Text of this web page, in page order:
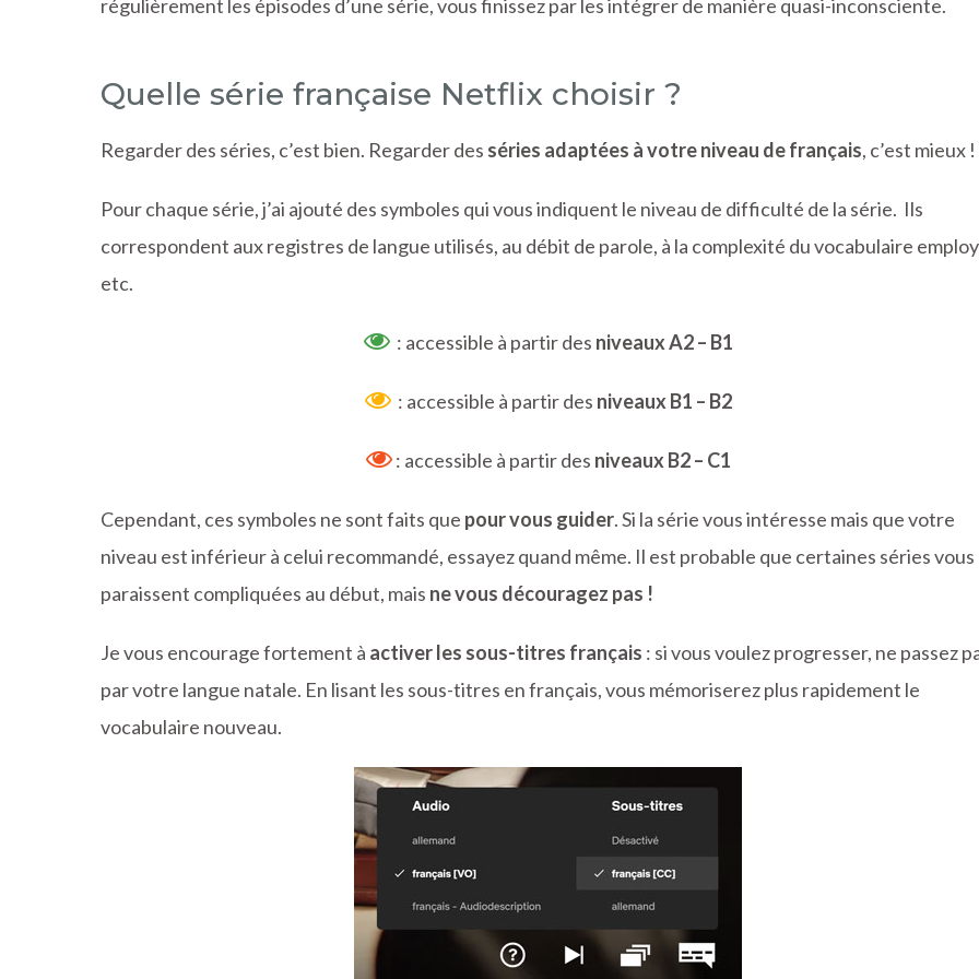
régulièrement les épisodes d’une série, vous finissez par les intégrer de manière quasi-inconsciente.
Quelle série française Netflix choisir ?
Regarder des séries, c’est bien. Regarder des séries adaptées à votre niveau de français, c’est mieux !
Pour chaque série, j’ai ajouté des symboles qui vous indiquent le niveau de difficulté de la série. Ils
correspondent aux registres de langue utilisés, au débit de parole, à la complexité du vocabulaire
etc.
: accessible à partir des niveaux A2 – B1
: accessible à partir des niveaux B1 – B2
: accessible à partir des niveaux B2 – C1
Cependant, ces symboles ne sont faits que pour vous guider. Si la série vous intéresse mais que votre
niveau est inférieur à celui recommandé, essayez quand même. Il est probable que certaines séries vous
paraissent compliquées au début, mais ne vous découragez pas !
Je vous encourage fortement à activer les sous-titres français : si vous voulez progresser, ne passez
par votre langue natale. En lisant les sous-titres en français, vous mémoriserez plus rapidement le
vocabulaire nouveau.